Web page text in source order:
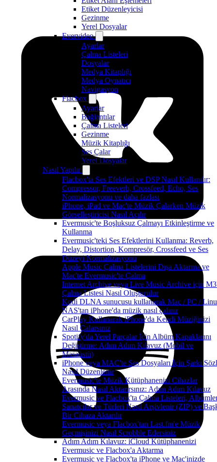
Etiket Düzenleyicisi
Gezinme
Yerel Dosyalar
Evervideo
Ayarlar
Çalma Listeleri
Dosyalar
Medya Kitaplığı
Medya Oynatıcı
Navigasyon
Flacbox
Ayarlar
Bağlantılar
Çalma Listeleri
Gezinme
Müzik Kitaplığı
Ses Çalar
Yerel Dosyalar
Nasıl Yapılır
Flacbox'ta Ses Efektleri ve DSP Nasıl Kullanılır:
Compressor, Freeverb, Crossfeed, Echo, Ses
Normalizasyonu ve daha fazlası
iPhone, iPad ve Mac'te Müzik Çalarken Müzik
Görselleştiricisi Nasıl Açılır
Evermusic'te Boşluksuz Çalmayı Etkinleştirme ve
Kullanma
Evermusic'teki Ses Efektlerini Kullanma: Reverb,
Delay, Distortion, Kompresör, Crossfeed ve Ses
Düzeyi Normalizasyonu
Apple Music Çalma Listelerini Dışa Aktarma ve
Mac'te Evermusic'te Çalma
Internet Archive veya Live Music Archive için
Çalma Listesi Nasıl Oluşturulur
Kodi DLNA sunucusu kullanarak Mac / PC /
NAS'tan iPhone'da müzik nasıl çalınır
CarPlay Kullanarak iPhone'da Kendi Müziğinizi
Nasıl Çalarsınız
Spotify'da Yerel Parçalar İçin Albüm Kapaklarını
Değiştirme: Adım Adım Kılavuz (Mobil ve
Masaüstü)
iPhone veya MAC'te Ses Dosyaları İçin Şarkı
Nasıl Düzenlenir
Evermusic'te Müzik Kütüphanenizi Cihazlar
Arasında Nasıl Aktarırsınız: Adım Adım Kılavuz
Evermusic ve Flacbox'ta Çalma Listeleri,
Sanatçılar ve Türleri Nasıl Arşivlenir (ZIP) ve
Bir Cihaza Aktarılır
Evermusic veya Flacbox'tan Last.fm'e Müzik
Geçmişinizi Nasıl Scrobble Edersiniz
Adım Adım Kılavuz: iCloud Kütüphanenizi
Evermusic ve Flacbox'a Aktarma
Evermusic ve Flacbox'ta iPhone ve Mac'inizde